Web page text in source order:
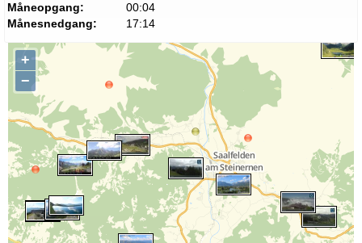
Måneopgang:
00:04
Månesnedgang:
17:14
+
−